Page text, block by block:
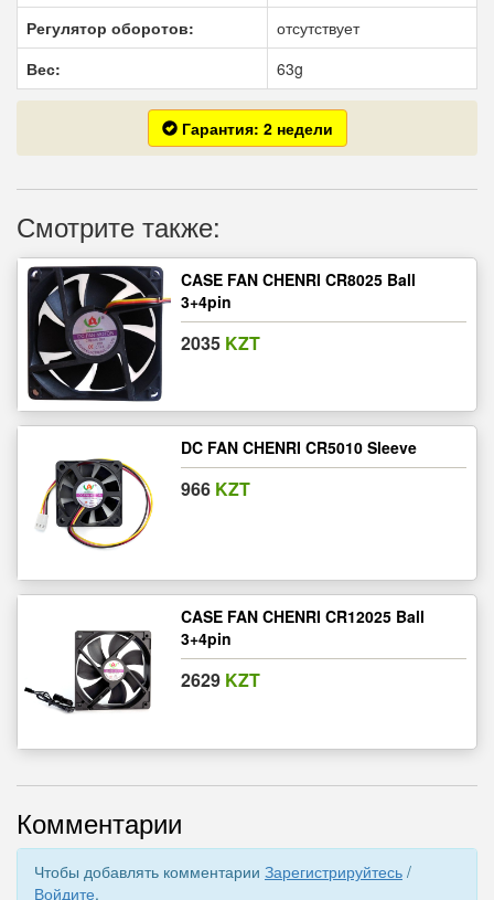
Регулятор оборотов:
отсутствует
Вес:
63g
Гарантия: 2 недели
Смотрите также:
CASE FAN CHENRI CR8025 Ball
3+4pin
2035 KZT
DC FAN CHENRI CR5010 Sleeve
966 KZT
CASE FAN CHENRI CR12025 Ball
3+4pin
2629 KZT
Комментарии
Чтобы добавлять комментарии Зарегистрируйтесь /
Войдите.